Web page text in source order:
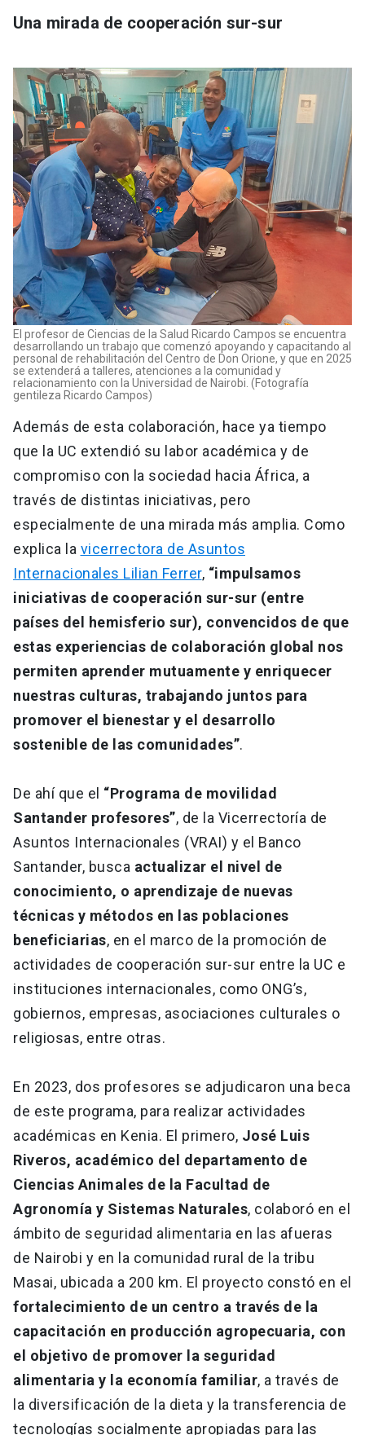
Una mirada de cooperación sur-sur
El profesor de Ciencias de la Salud Ricardo Campos se encuentra
desarrollando un trabajo que comenzó apoyando y capacitando al
personal de rehabilitación del Centro de Don Orione, y que en 2025
se extenderá a talleres, atenciones a la comunidad y
relacionamiento con la Universidad de Nairobi. (Fotografía
gentileza Ricardo Campos)
Además de esta colaboración, hace ya tiempo
que la UC extendió su labor académica y de
compromiso con la sociedad hacia África, a
través de distintas iniciativas, pero
especialmente de una mirada más amplia. Como
explica la vicerrectora de Asuntos
Internacionales Lilian Ferrer, “impulsamos
iniciativas de cooperación sur-sur (entre
países del hemisferio sur), convencidos de que
estas experiencias de colaboración global nos
permiten aprender mutuamente y enriquecer
nuestras culturas, trabajando juntos para
promover el bienestar y el desarrollo
sostenible de las comunidades”.
De ahí que el “Programa de movilidad
Santander profesores”, de la Vicerrectoría de
Asuntos Internacionales (VRAI) y el Banco
Santander, busca actualizar el nivel de
conocimiento, o aprendizaje de nuevas
técnicas y métodos en las poblaciones
beneficiarias, en el marco de la promoción de
actividades de cooperación sur-sur entre la UC e
instituciones internacionales, como ONG’s,
gobiernos, empresas, asociaciones culturales o
religiosas, entre otras.
En 2023, dos profesores se adjudicaron una beca
de este programa, para realizar actividades
académicas en Kenia. El primero, José Luis
Riveros, académico del departamento de
Ciencias Animales de la Facultad de
Agronomía y Sistemas Naturales, colaboró en el
ámbito de seguridad alimentaria en las afueras
de Nairobi y en la comunidad rural de la tribu
Masai, ubicada a 200 km. El proyecto constó en el
fortalecimiento de un centro a través de la
capacitación en producción agropecuaria, con
el objetivo de promover la seguridad
alimentaria y la economía familiar, a través de
la diversificación de la dieta y la transferencia de
tecnologías socialmente apropiadas para las